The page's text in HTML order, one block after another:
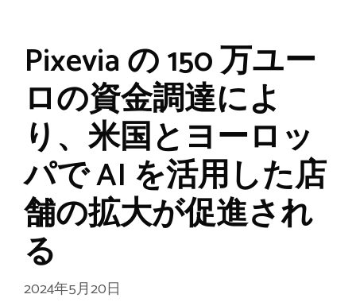
Pixevia の 150 万ユー
ロの資金調達によ
り、米国とヨーロッ
パで AI を活用した店
舗の拡大が促進され
る
2024年5月20日